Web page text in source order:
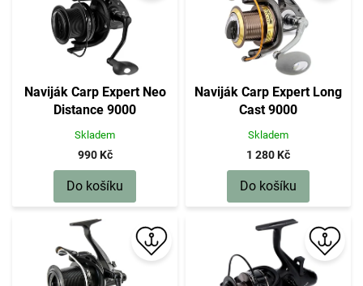
Naviják Carp Expert Neo
Distance 9000
Skladem
990 Kč
Do košíku
Naviják Carp Expert Long
Cast 9000
Skladem
1 280 Kč
Do košíku